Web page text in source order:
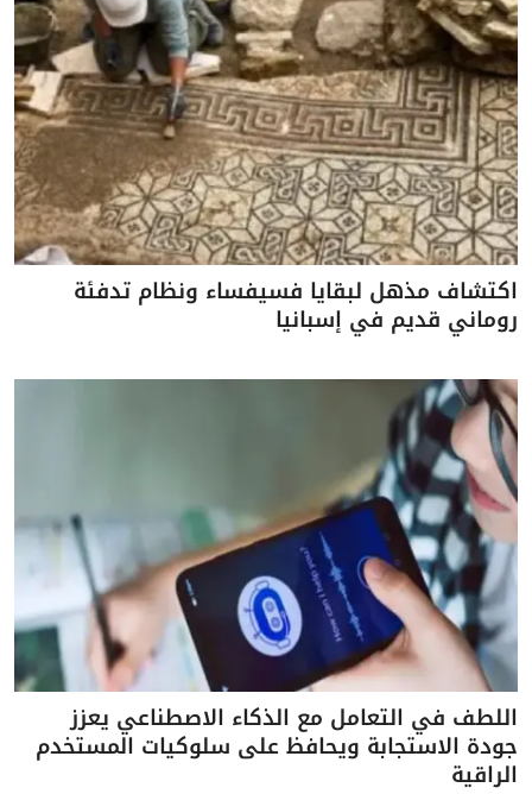
اكتشاف مذهل لبقايا فسيفساء ونظام تدفئة
روماني قديم في إسبانيا
اللطف في التعامل مع الذكاء الاصطناعي يعزز
جودة الاستجابة ويحافظ على سلوكيات المستخدم
الراقية